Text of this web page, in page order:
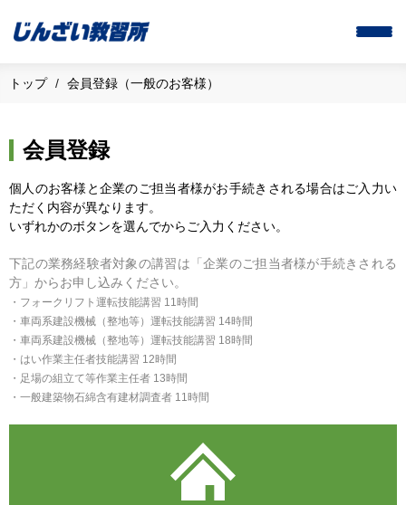
トップ 会員登録（一般のお客様）
会員登録
個人のお客様と企業のご担当者様がお手続きされる場合はご入力い
ただく内容が異なります。
いずれかのボタンを選んでからご入力ください。
下記の業務経験者対象の講習は「企業のご担当者様が手続きされる
方」からお申し込みください。
・フォークリフト運転技能講習 11時間
・車両系建設機械（整地等）運転技能講習 14時間
・車両系建設機械（整地等）運転技能講習 18時間
・はい作業主任者技能講習 12時間
・足場の組立て等作業主任者 13時間
・一般建築物石綿含有建材調査者 11時間